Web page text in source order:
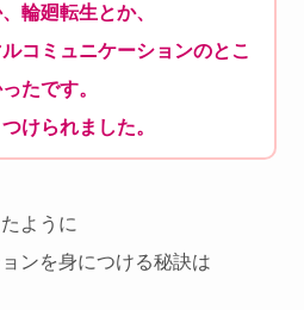
輪廻転生とか、
コミュニケーションのとこ
たです。
けられました。
ように
ンを身につける秘訣は